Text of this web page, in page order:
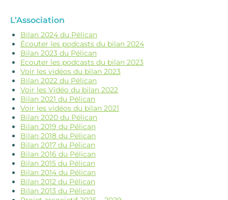
L’Association
Bilan 2024 du Pélican
Écouter les podcasts du bilan 2024
Bilan 2023 du Pélican
Ecouter les podcasts du bilan 2023
Voir les vidéos du bilan 2023
Bilan 2022 du Pélican
Voir les Vidéo du bilan 2022
Bilan 2021 du Pélican
Voir les vidéos du bilan 2021
Bilan 2020 du Pélican
Bilan 2019 du Pélican
Bilan 2018 du Pélican
Bilan 2017 du Pélican
Bilan 2016 du Pélican
Bilan 2015 du Pélican
Bilan 2014 du Pélican
Bilan 2012 du Pélican
Bilan 2013 du Pélican